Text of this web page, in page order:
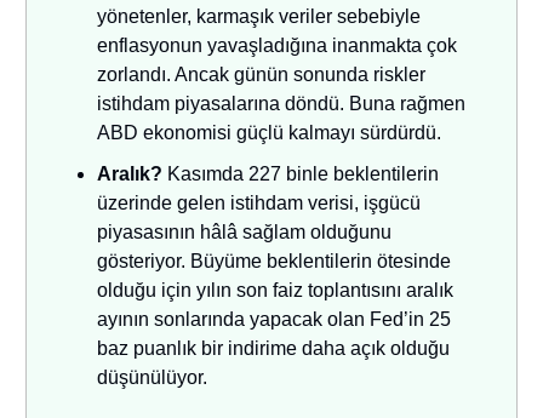
yönetenler, karmaşık veriler sebebiyle
enflasyonun yavaşladığına inanmakta çok
zorlandı. Ancak günün sonunda riskler
istihdam piyasalarına döndü. Buna rağmen
ABD ekonomisi güçlü kalmayı sürdürdü.
Aralık? Kasımda 227 binle beklentilerin
üzerinde gelen istihdam verisi, işgücü
piyasasının hâlâ sağlam olduğunu
gösteriyor. Büyüme beklentilerin ötesinde
olduğu için yılın son faiz toplantısını aralık
ayının sonlarında yapacak olan Fed’in 25
baz puanlık bir indirime daha açık olduğu
düşünülüyor.